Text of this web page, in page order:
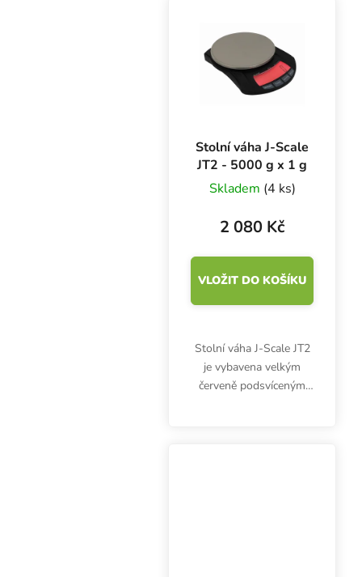
věcí s maximální
hmotností 0.5 kg.
Stolní váha J-Scale
JT2 - 5000 g x 1 g
Skladem (4 ks)
2 080 Kč
VLOŽIT DO KOŠÍKU
Stolní váha J-Scale JT2
je vybavena velkým
červeně podsvíceným